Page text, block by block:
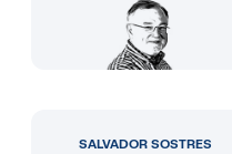
SALVADOR SOSTRES